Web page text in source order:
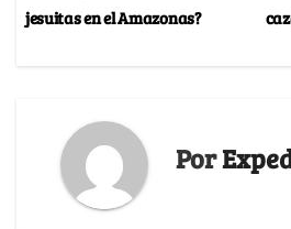
jesuitas en el Amazonas?
Por